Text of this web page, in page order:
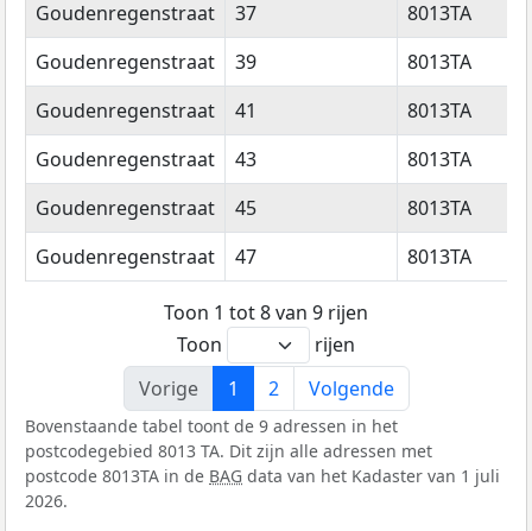
Goudenregenstraat
37
8013TA
Goudenregenstraat
39
8013TA
Goudenregenstraat
41
8013TA
Goudenregenstraat
43
8013TA
Goudenregenstraat
45
8013TA
Goudenregenstraat
47 8013TA
Toon 1 tot 8 van 9 rijen
Toon
rijen
Vorige
1 2 Volgende
Bovenstaande tabel toont de 9 adressen in het
postcodegebied 8013 TA. Dit zijn alle adressen met
postcode 8013TA in de BAG data van het Kadaster van 1 juli
2026.